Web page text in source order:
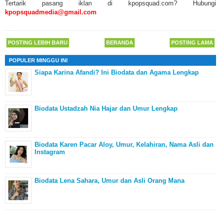
Tertarik pasang iklan di kpopsquad.com? Hubungi
kpopsquadmedia@gmail.com
POSTING LEBIH BARU POSTING LAMA
BERANDA
POPULER MINGGU INI
Siapa Karina Afandi? Ini Biodata dan Agama Lengkap
Biodata Ustadzah Nia Hajar dan Umur Lengkap
Biodata Karen Pacar Aloy, Umur, Kelahiran, Nama Asli dan
Instagram
Biodata Lena Sahara, Umur dan Asli Orang Mana